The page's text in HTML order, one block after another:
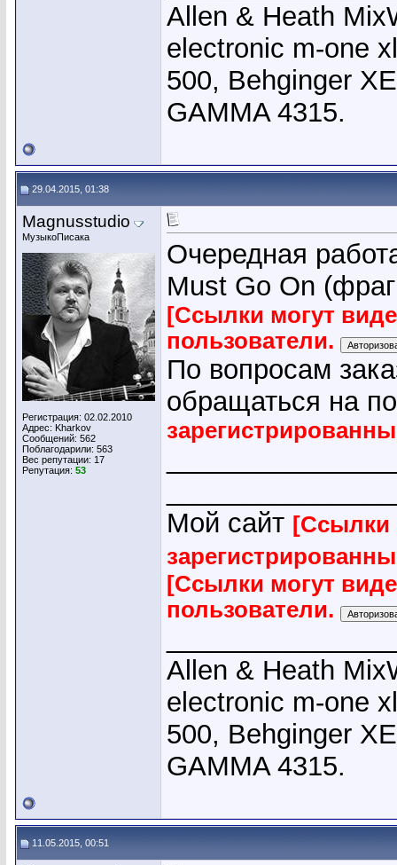
Allen & Heath
electronic m-one
500, Behginger
GAMMA 4315.
29.04.2015, 01:38
Magnusstudio
МузыкоПисака
Регистрация: 02.02.2010
Адрес: Kharkov
Сообщений: 562
Поблагодарили: 563
Вес репутации: 17
Репутация: 53
Очередная
Must Go On
[Ссылки могут
пользователи.
По вопросам
обращаться на
Мой сайт [Ссылки
[Ссылки могут
пользователи.
Allen & Heath
electronic m-one
500, Behginger
GAMMA 4315.
11.05.2015, 00:51